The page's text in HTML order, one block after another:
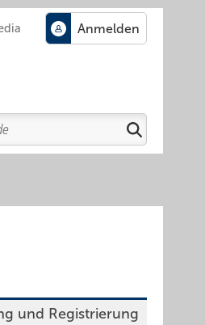
und Registrierung